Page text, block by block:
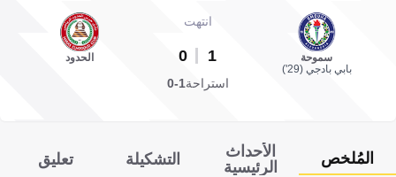
سموحة
بابي بادجي (29')
انتهت
1
0 الحدود
استراحة1-0
المُلخص
الأحداث
الرئيسية
التشكيلة تعليق